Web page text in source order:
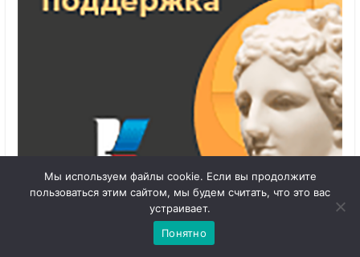
Мы используем файлы cookie. Если вы продолжите
пользоваться этим сайтом, мы будем считать, что это вас
устраивает.
Понятно
1
Чат с
администратором